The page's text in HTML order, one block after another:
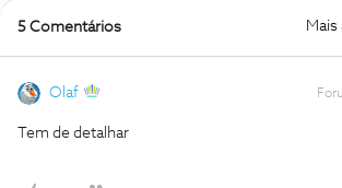
5 Comentários
Olaf
Tem de detalhar